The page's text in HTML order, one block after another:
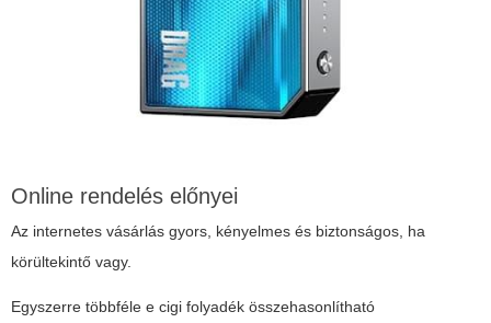
Online rendelés előnyei
Az internetes vásárlás gyors, kényelmes és biztonságos, ha
körültekintő vagy.
Egyszerre többféle e cigi folyadék összehasonlítható